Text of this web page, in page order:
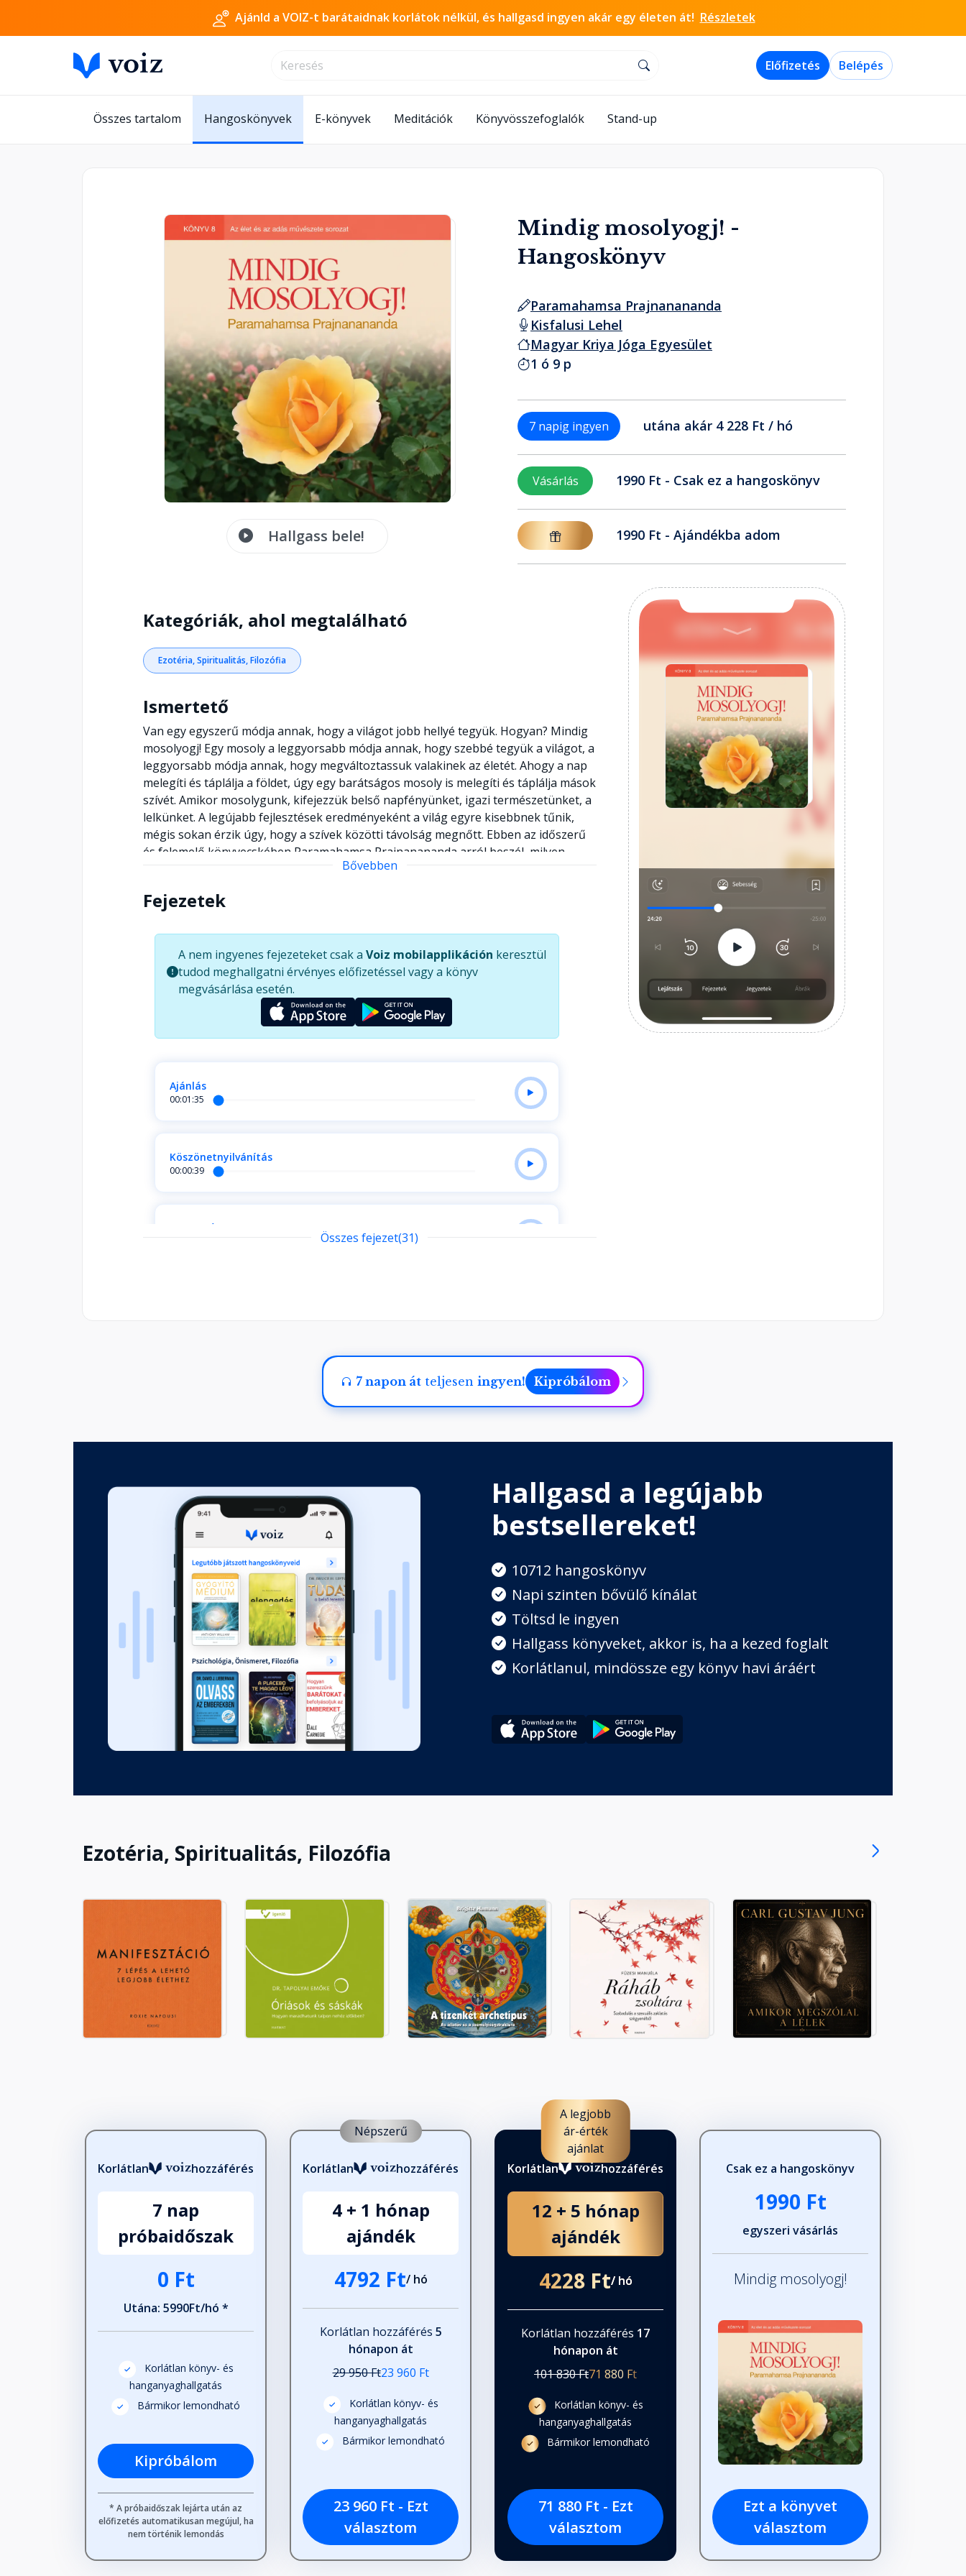
Ajánld a VOIZ-t barátaidnak korlátok nélkül, és hallgasd ingyen akár egy életen át! Részletek
Előfizetés Belépés
Összes tartalom Hangoskönyvek E-könyvek Meditációk Könyvösszefoglalók Stand-up
Hallgass bele!
Mindig mosolyogj! -
Hangoskönyv
Paramahamsa Prajnanananda
Kisfalusi Lehel
Magyar Kriya Jóga Egyesület
1 ó 9 p
7 napig ingyen utána akár 4 228 Ft / hó
Vásárlás 1990 Ft - Csak ez a hangoskönyv
1990 Ft - Ajándékba adom
Kategóriák, ahol megtalálható
Ezotéria, Spiritualitás, Filozófia
Ismertető
Van egy egyszerű módja annak, hogy a világot jobb hellyé tegyük. Hogyan? Mindig
mosolyogj! Egy mosoly a leggyorsabb módja annak, hogy szebbé tegyük a világot, a
leggyorsabb módja annak, hogy megváltoztassuk valakinek az életét. Ahogy a nap
melegíti és táplálja a földet, úgy egy barátságos mosoly is melegíti és táplálja mások
szívét. Amikor mosolygunk, kifejezzük belső napfényünket, igazi természetünket, a
lelkünket. A legújabb fejlesztések eredményeként a világ egyre kisebbnek tűnik,
mégis sokan érzik úgy, hogy a szívek közötti távolság megnőtt. Ebben az időszerű
és felemelő könyvecskében Paramahamsa Prajnanananda arról beszél, milyen
erőteljes, gyógyító hatást gyakorol ránk és másokra a mosoly. Egy egyszerű
Bővebben
Fejezetek
A nem ingyenes fejezeteket csak a Voiz mobilapplikáción keresztül
tudod meghallgatni érvényes előfizetéssel vagy a könyv
megvásárlása esetén.
Ajánlás
00:01:35
Köszönetnyilvánítás
00:00:39
Bevezetés
A mosoly a legjobb befektetés
A teremtés alapvető alkotóeleme az üdvösség
Az elme állapotai
Fejezet hossza: 00:02:52
Az ellentétpárok, a teremtés alapjai
Fejezet hossza: 00:01:27
Mosoly, az érzelmek egy kifejezése
Fejezet hossza: 00:02:45
Képesek vagyunk mosolyogni, amikor bajok kopogtatnak az
ajtónkon?
Fejezet hossza: 00:01:58
Egy baba mosolya
Fejezet hossza: 00:02:19
Légy olyan, mint egy gyermek
Fejezet hossza: 00:02:11
Tanuljunk és tanítsunk
Fejezet hossza: 00:01:46
Mahatma Gandhi humora
Fejezet hossza: 00:02:03
A király és az udvari bolond
A vidámság az áldottság jele
Fejezet hossza: 00:02:50
A mosolygás az élet, a sírás a halál
Fejezet hossza: 00:02:53
Mi a siker?
Fejezet hossza: 00:02:53
Összes fejezet(31)
7 napon át teljesen ingyen! Kipróbálom
Hallgasd a legújabb
bestsellereket!
10712 hangoskönyv
Napi szinten bővülő kínálat
Töltsd le ingyen
Hallgass könyveket, akkor is, ha a kezed foglalt
Korlátlanul, mindössze egy könyv havi áráért
Ezotéria, Spiritualitás, Filozófia
Korlátlan hozzáférés
7 nap
próbaidőszak
0 Ft
Utána: 5990Ft/hó *
Korlátlan könyv- és
hanganyaghallgatás
Bármikor lemondható
Kipróbálom
* A próbaidőszak lejárta után az
előfizetés automatikusan megújul, ha
nem történik lemondás
Népszerű
Korlátlan hozzáférés
4 + 1 hónap
ajándék
4792 Ft/ hó
Korlátlan hozzáférés 5
hónapon át
29 950 Ft23 960 Ft
Korlátlan könyv- és
hanganyaghallgatás
Bármikor lemondható
23 960 Ft - Ezt
választom
A legjobb
ár-érték
ajánlat
Korlátlan
hozzáférés
12 + 5 hónap
ajándék
4228 Ft/ hó
Korlátlan hozzáférés 17
hónapon át
101 830 Ft71 880 Ft
Korlátlan könyv- és
hanganyaghallgatás
Bármikor lemondható
71 880 Ft - Ezt
választom
Csak ez a hangoskönyv
1990 Ft
egyszeri vásárlás
Mindig mosolyogj!
Ezt a könyvet
választom